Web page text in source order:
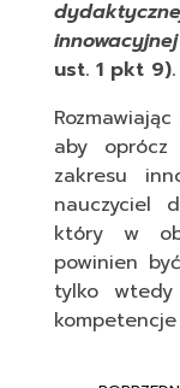
ust. 1 pkt 9).
aby oprócz
zakresu
nauczyciel
który w
powinien
tylko wtedy